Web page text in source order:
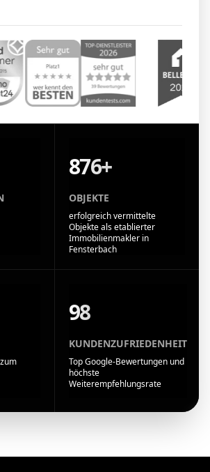
876+
OBJEKTE
erfolgreich vermittelte
Objekte als etablierter
Immobilienmakler in
Fensterbach
98
KUNDENZUFRIEDENHEIT
Top Google-Bewertungen und
höchste
Weiterempfehlungsrate